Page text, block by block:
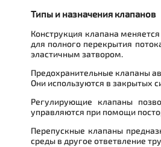
Типы и назначения клапанов
Конструкция клапана
для полного перекрытия
эластичным затвором.
Предохранительные клапаны
Они используются в закрытых
Регулирующие клапаны
управляются при помощи
Перепускные клапаны
среды в другое ответвление